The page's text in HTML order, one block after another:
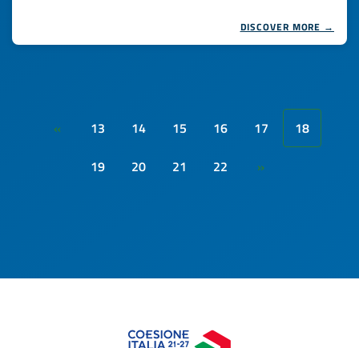
DISCOVER MORE →
« 13 14 15 16 17
18
19
20 21 22 »